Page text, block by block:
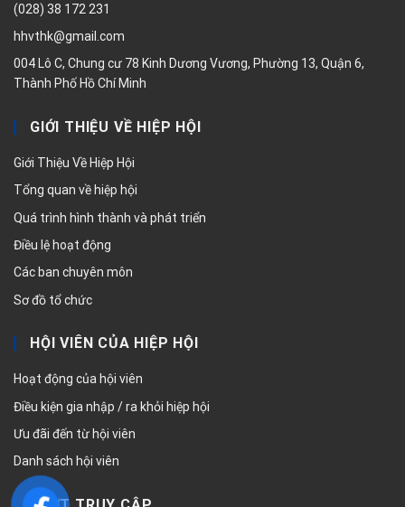
(028) 38 172 231
hhvthk@gmail.com
004 Lô C, Chung cư 78 Kinh Dương Vương, Phường 13, Quận 6,
Thành Phố Hồ Chí Minh
GIỚI THIỆU VỀ HIỆP HỘI
Giới Thiệu Về Hiệp Hội
Tổng quan về hiệp hội
Quá trình hình thành và phát triển
Điều lệ hoạt động
Các ban chuyên môn
Sơ đồ tổ chức
HỘI VIÊN CỦA HIỆP HỘI
Hoạt động của hội viên
Điều kiện gia nhập / ra khỏi hiệp hội
Ưu đãi đến từ hội viên
Danh sách hội viên